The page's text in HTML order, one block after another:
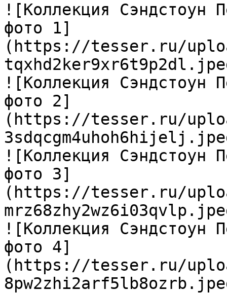
![Коллекция
фото 1]
(https://tesser.ru/
![Коллекция
фото 2]
(https://tesser.ru/
![Коллекция
фото 3]
(https://tesser.ru/
![Коллекция
фото 4]
(https://tesser.ru/